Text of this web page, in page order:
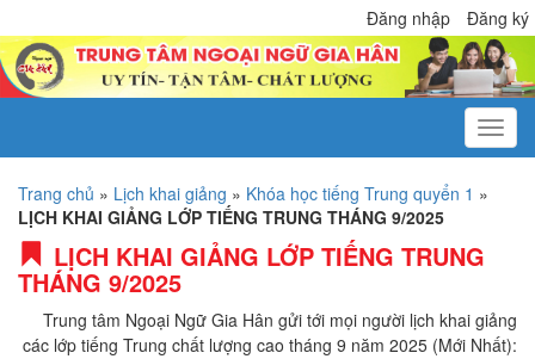
Đăng nhập Đăng ký
Trang chủ » Lịch khai giảng » Khóa học tiếng Trung quyển 1 »
LỊCH KHAI GIẢNG LỚP TIẾNG TRUNG THÁNG 9/2025
LỊCH KHAI GIẢNG LỚP TIẾNG TRUNG
THÁNG 9/2025
Trung tâm Ngoại Ngữ Gia Hân gửi tới mọi người lịch khai giảng
các lớp tiếng Trung chất lượng cao tháng 9 năm 2025 (Mới Nhất):